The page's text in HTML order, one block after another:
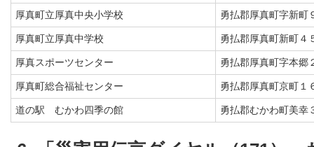
厚真町立厚真中央小学校 勇払郡厚真町字新町
厚真町立厚真中学校 勇払郡厚真町新町４
厚真スポーツセンター 勇払郡厚真町字本郷
厚真町総合福祉センター 勇払郡厚真町京町１
道の駅 むかわ四季の館 勇払郡むかわ町美幸